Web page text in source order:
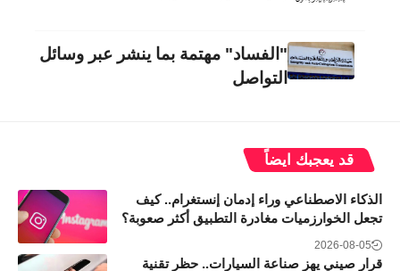
"الفساد" مهتمة بما ينشر عبر وسائل
التواصل
قد يعجبك ايضاً
الذكاء الاصطناعي وراء إدمان إنستغرام.. كيف
تجعل الخوارزميات مغادرة التطبيق أكثر صعوبة؟
2026-08-05
قرار صيني يهز صناعة السيارات.. حظر تقنية